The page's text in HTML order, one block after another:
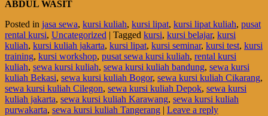
ABDUL WASIT
Posted in jasa sewa, kursi kuliah, kursi lipat, kursi lipat kuliah, pusat
rental kursi, Uncategorized | Tagged kursi, kursi belajar, kursi
kuliah, kursi kuliah jakarta, kursi lipat, kursi seminar, kursi test, kursi
training, kursi workshop, pusat sewa kursi kuliah, rental kursi
kuliah, sewa kursi kuliah, sewa kursi kuliah bandung, sewa kursi
kuliah Bekasi, sewa kursi kuliah Bogor, sewa kursi kuliah Cikarang,
sewa kursi kuliah Cilegon, sewa kursi kuliah Depok, sewa kursi
kuliah jakarta, sewa kursi kuliah Karawang, sewa kursi kuliah
purwakarta, sewa kursi kuliah Tangerang | Leave a reply